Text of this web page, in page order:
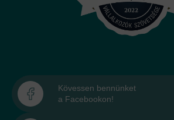
Kövessen bennünket
a Facebookon!